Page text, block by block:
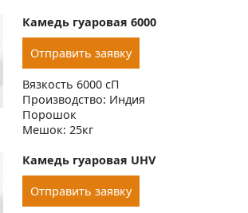
Камедь гуаровая 6000
Отправить заявку
Вязкость 6000 сП
Производство: Индия
Порошок
Мешок: 25кг
Камедь гуаровая UHV
Отправить заявку